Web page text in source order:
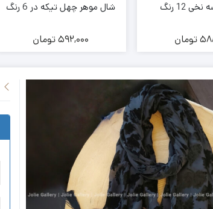
12 رنگ
تومان
شال موهر چهل تیکه در 6 رنگ
592,000تومان